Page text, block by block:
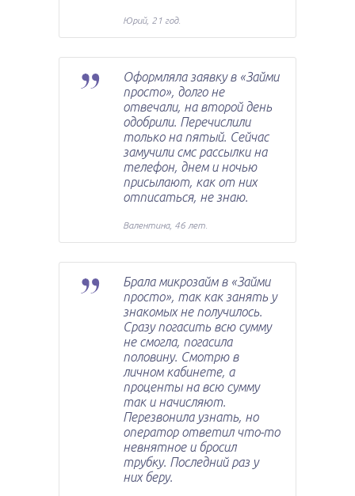
Юрий, 21 год.
Оформляла заявку в «Займи
просто», долго не
отвечали, на второй день
одобрили. Перечислили
только на пятый. Сейчас
замучили смс рассылки на
телефон, днем и ночью
присылают, как от них
отписаться, не знаю.
Валентина, 46 лет.
Брала микрозайм в «Займи
просто», так как занять у
знакомых не получилось.
Сразу погасить всю сумму
не смогла, погасила
половину. Смотрю в
личном кабинете, а
проценты на всю сумму
так и начисляют.
Перезвонила узнать, но
оператор ответил что-то
невнятное и бросил
трубку. Последний раз у
них беру.